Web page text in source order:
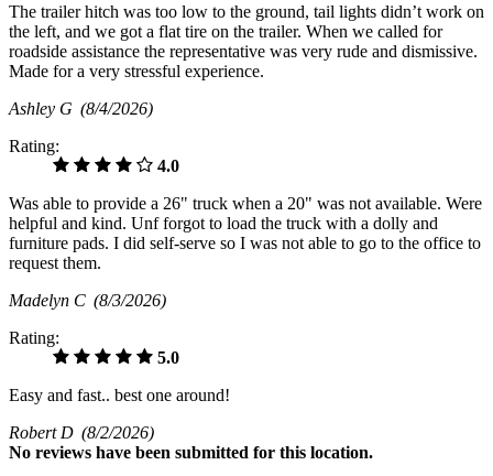
The trailer hitch was too low to the ground, tail lights didn’t work on
the left, and we got a flat tire on the trailer. When we called for
roadside assistance the representative was very rude and dismissive.
Made for a very stressful experience.
Ashley G (8/4/2026)
Rating:
4.0
Was able to provide a 26" truck when a 20" was not available. Were
helpful and kind. Unf forgot to load the truck with a dolly and
furniture pads. I did self-serve so I was not able to go to the office to
request them.
Madelyn C (8/3/2026)
Rating:
5.0
Easy and fast.. best one around!
Robert D (8/2/2026)
No reviews have been submitted for this location.